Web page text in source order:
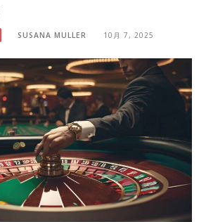
SUSANA MULLER 10月 7, 2025